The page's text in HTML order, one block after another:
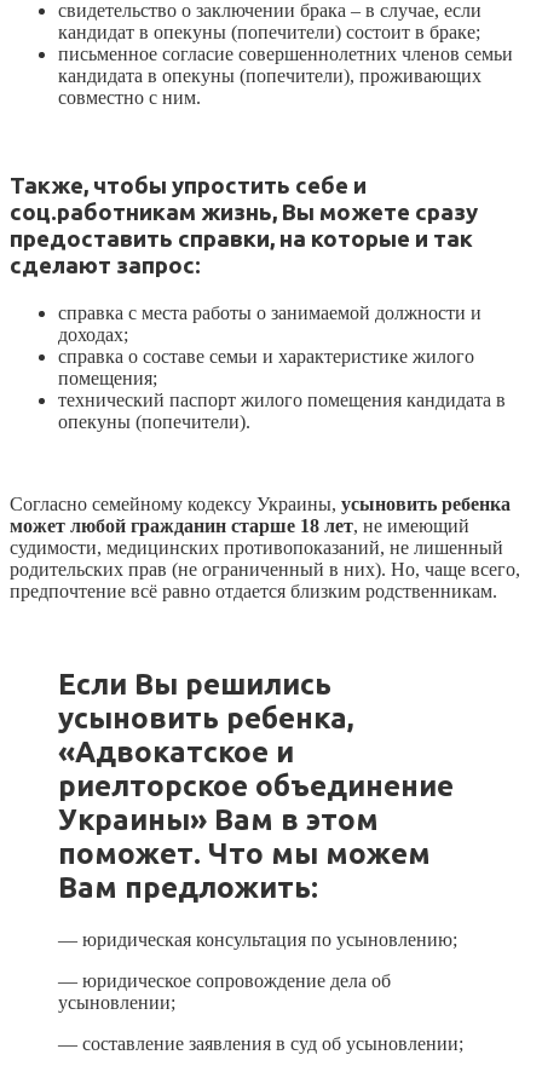
свидетельство о заключении брака – в случае, если
кандидат в опекуны (попечители) состоит в браке;
письменное согласие совершеннолетних членов семьи
кандидата в опекуны (попечители), проживающих
совместно с ним.
Также, чтобы упростить себе и
соц.работникам жизнь, Вы можете сразу
предоставить справки, на которые и так
сделают запрос:
справка с места работы о занимаемой должности и
доходах;
справка о составе семьи и характеристике жилого
помещения;
технический паспорт жилого помещения кандидата в
опекуны (попечители).
Согласно семейному кодексу Украины, усыновить ребенка
может любой гражданин старше 18 лет, не имеющий
судимости, медицинских противопоказаний, не лишенный
родительских прав (не ограниченный в них). Но, чаще всего,
предпочтение всё равно отдается близким родственникам.
Если Вы решились
усыновить ребенка,
«Адвокатское и
риелторское объединение
Украины» Вам в этом
поможет. Что мы можем
Вам предложить:
— юридическая консультация по усыновлению;
— юридическое сопровождение дела об
усыновлении;
— составление заявления в суд об усыновлении;